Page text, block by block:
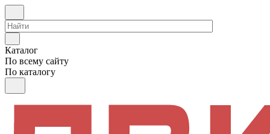
Каталог
По всему сайту
По каталогу